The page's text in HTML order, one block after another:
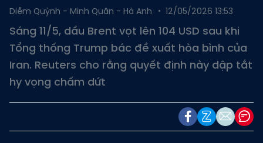
Diễm Quỳnh - Minh Quân - Hà Anh 12/05/2026 13:53
Sáng 11/5, dầu Brent vọt lên 104 USD sau khi
Tổng thống Trump bác đề xuất hòa bình của
Iran. Reuters cho rằng quyết định này dập tắt
hy vọng chấm dứt